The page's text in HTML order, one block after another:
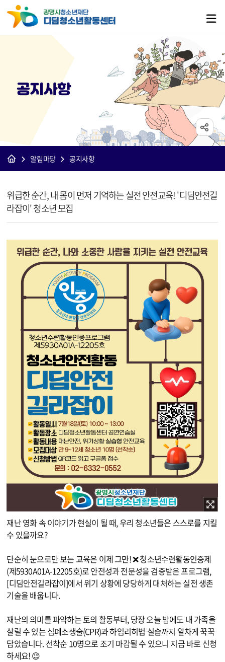
공지사항
알림마당 공지사항
위급한 순간, 내 몸이 먼저 기억하는 실전 안전교육! '디딤안전길
라잡이' 청소년 모집
이미지 확대보기
재난 영화 속 이야기가 현실이 될 때, 우리 청소년들은 스스로를 지킬
수 있을까요?
단순히 눈으로만 보는 교육은 이제 그만! ❌ 청소년수련활동인증제
(제5930A01A-12205호)로 안전성과 전문성을 검증받은 프로그램,
[디딤안전길라잡이]에서 위기 상황에 당당하게 대처하는 실전 생존
기술을 배웁니다.
재난의 의미를 파악하는 토의 활동부터, 당장 오늘 밤에도 내 가족을
살릴 수 있는 심폐소생술(CPR)과 하임리히법 실습까지 알차게 꾹꾹
담았습니다. 선착순 10명으로 조기 마감될 수 있으니 지금 바로 신청
하세요! 😉